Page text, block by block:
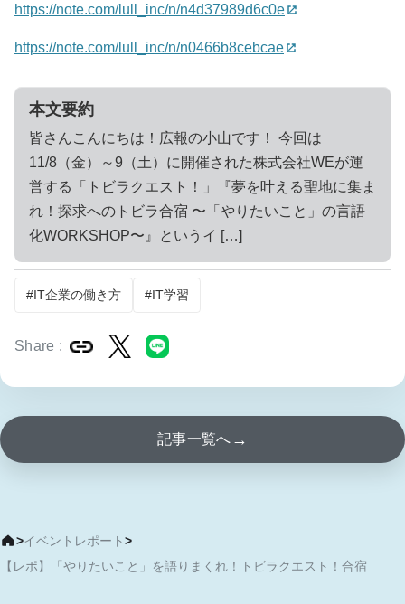
https://note.com/lull_inc/n/n4d37989d6c0e
https://note.com/lull_inc/n/n0466b8cebcae
本文要約
皆さんこんにちは！広報の小山です！ 今回は
11/8（金）～9（土）に開催された株式会社WEが運
営する「トビラクエスト！」『夢を叶える聖地に集ま
れ！探求へのトビラ合宿 〜「やりたいこと」の言語
化WORKSHOP〜』というイ […]
#IT企業の働き方 #IT学習
Share : リンクをコピー
XでシェアLINEでシェア
記事一覧へ →
>イベントレポート>
【レポ】「やりたいこと」を語りまくれ！トビラクエスト！合宿